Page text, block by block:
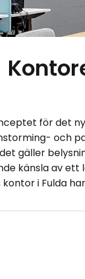
för det
och
gäller
känsla av
kontor i Fulda